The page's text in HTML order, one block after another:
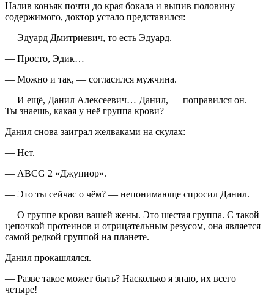
Налив коньяк почти до края бокала и выпив половину
содержимого, доктор устало представился:
— Эдуард Дмитриевич, то есть Эдуард.
— Просто, Эдик…
— Можно и так, — согласился мужчина.
— И ещё, Данил Алексеевич… Данил, — поправился он. —
Ты знаешь, какая у неё группа крови?
Данил снова заиграл желваками на скулах:
— Нет.
— ABCG 2 «Джуниор».
— Это ты сейчас о чём? — непонимающе спросил Данил.
— О группе крови вашей жены. Это шестая группа. С такой
цепочкой протеинов и отрицательным резусом, она является
самой редкой группой на планете.
Данил прокашлялся.
— Разве такое может быть? Насколько я знаю, их всего
четыре!